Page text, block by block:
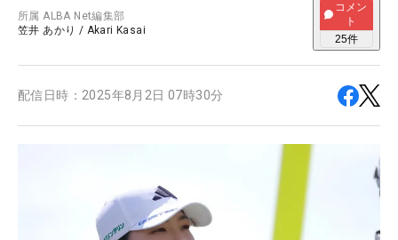
所属ALBA Net編集部
笠井 あかり / Akari Kasai
コメン
ト
25件
配信日時： 2025年8月2日 07時30分